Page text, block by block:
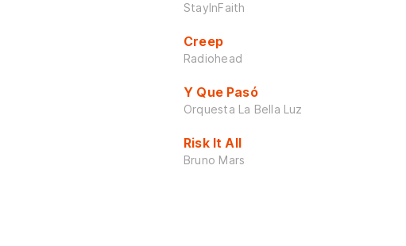
StayInFaith
Creep
Radiohead
Y Que Pasó
Orquesta La Bella Luz
Risk It All
Bruno Mars